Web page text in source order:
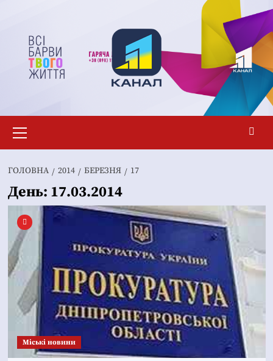
вмісту
меню
ГОЛОВНА 2014 БЕРЕЗНЯ 17
День: 17.03.2014
Mіські новини